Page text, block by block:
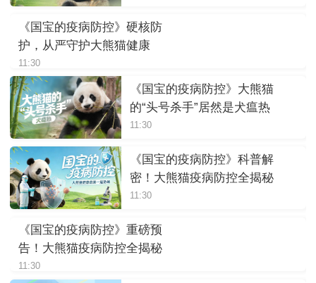
《国宝的疫病防控》硬核防
护，从严守护大熊猫健康
11:30
《国宝的疫病防控》大熊猫
的“头号杀手”居然是犬瘟热
11:30
《国宝的疫病防控》科普解
密！大熊猫疫病防控全揭秘
11:30
《国宝的疫病防控》重磅预
告！大熊猫疫病防控全揭秘
11:30